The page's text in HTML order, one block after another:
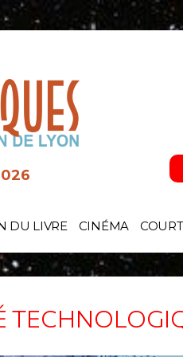
DU LIVRE CINÉMA